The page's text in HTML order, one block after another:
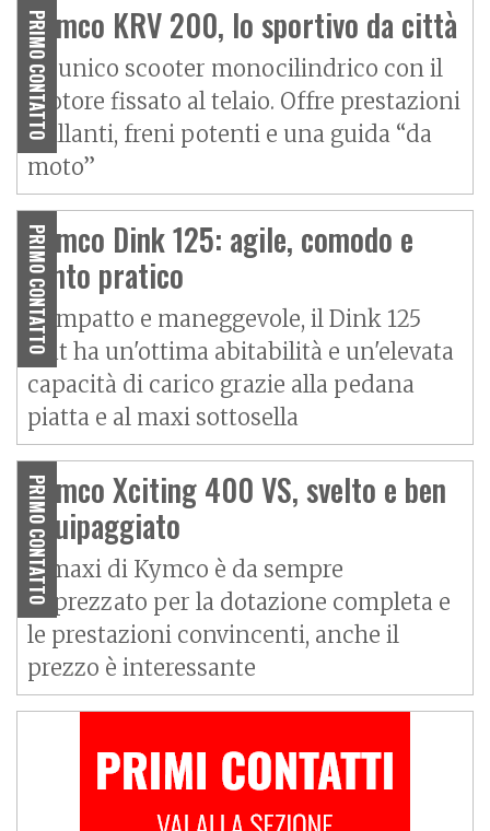
PRIMO CONTATTO
Kymco KRV 200, lo sportivo da città
È l’unico scooter monocilindrico con il
motore fissato al telaio. Offre prestazioni
brillanti, freni potenti e una guida “da
moto”
PRIMO CONTATTO
Kymco Dink 125: agile, comodo e
tanto pratico
Compatto e maneggevole, il Dink 125
Flat ha un'ottima abitabilità e un'elevata
capacità di carico grazie alla pedana
piatta e al maxi sottosella
PRIMO CONTATTO
Kymco Xciting 400 VS, svelto e ben
equipaggiato
Il maxi di Kymco è da sempre
apprezzato per la dotazione completa e
le prestazioni convincenti, anche il
prezzo è interessante